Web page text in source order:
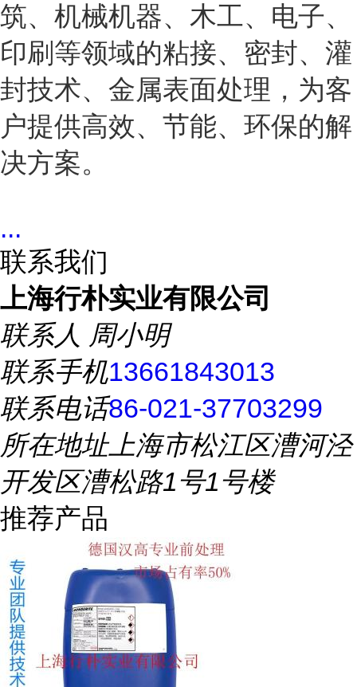
筑、机械机器、木工、电子、
印刷等领域的粘接、密封、灌
封技术、金属表面处理，为客
户提供高效、节能、环保的解
决方案。
...
联系我们
上海行朴实业有限公司
联系人 周小明
联系手机13661843013
联系电话86-021-37703299
所在地址上海市松江区漕河泾
开发区漕松路1号1号楼
推荐产品